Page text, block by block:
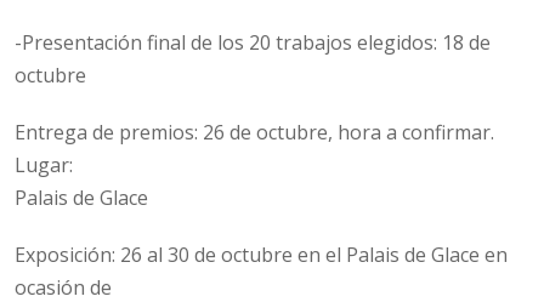
-Presentación final de los 20 trabajos elegidos: 18 de
octubre
Entrega de premios: 26 de octubre, hora a confirmar.
Lugar:
Palais de Glace
Exposición: 26 al 30 de octubre en el Palais de Glace en
ocasión de